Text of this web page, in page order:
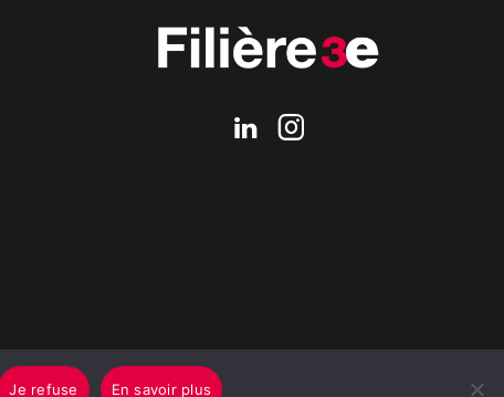
Je refuse En savoir plus